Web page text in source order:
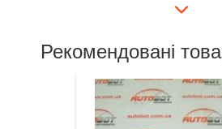
Рекомендовані